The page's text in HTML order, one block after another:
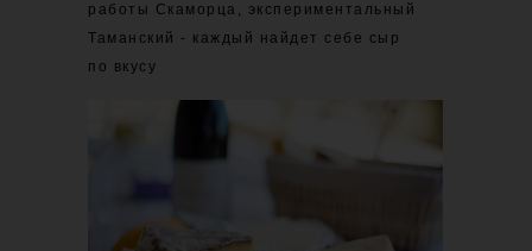
работы Скаморца, экспериментальный
Таманский - каждый найдет себе сыр
по вкусу